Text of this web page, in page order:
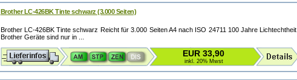
Brother LC-426BK Tinte schwarz (3.000 Seiten)
Brother LC-426BK Tinte schwarz Reicht für 3.000 Seiten A4 nach ISO 24711 100 Jahre Lichtechtheit
Brother Geräte sind nur in ...
EUR 33,90
inkl. 20% Mwst